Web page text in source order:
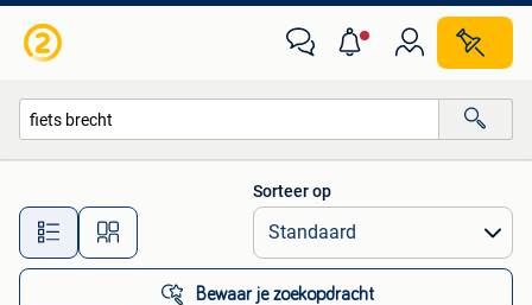
Alle afstanden…
Sorteer op
Bewaar je zoekopdracht